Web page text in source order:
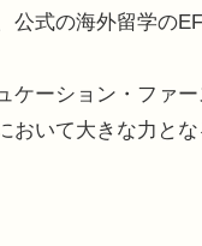
公式の海外留学の
ーション・ファ
おいて大きな力と